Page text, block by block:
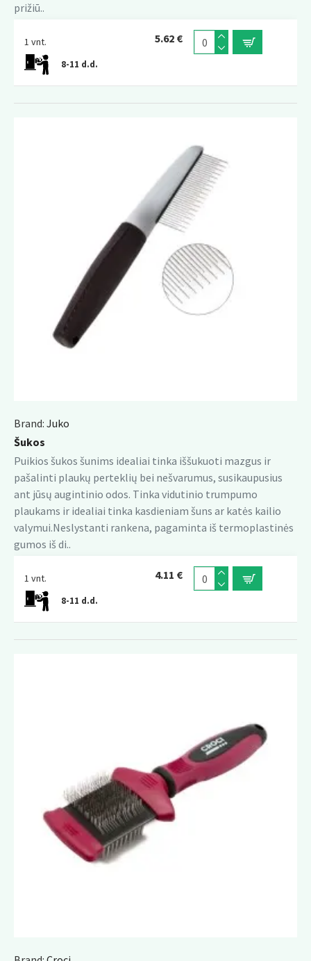
prižiū..
1 vnt.
8-11 d.d.
5.62 €
Brand: Juko
Šukos
Puikios šukos šunims idealiai tinka iššukuoti mazgus ir
pašalinti plaukų perteklių bei nešvarumus, susikaupusius
ant jūsų augintinio odos. Tinka vidutinio trumpumo
plaukams ir idealiai tinka kasdieniam šuns ar katės kailio
valymui.Neslystanti rankena, pagaminta iš termoplastinės
gumos iš di..
1 vnt.
8-11 d.d.
4.11 €